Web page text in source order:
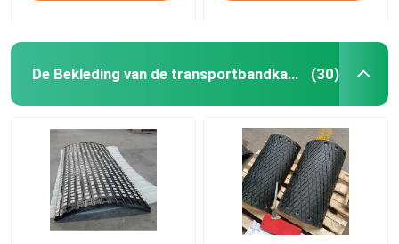
De Bekleding van de transportbandkatrol (30)